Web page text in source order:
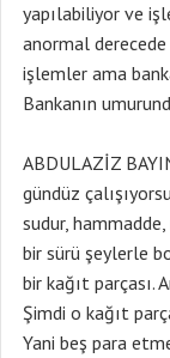
yapılabiliyor ve
anormal
işlemler ama
Bankanın
ABDULAZİZ
gündüz
sudur,
bir sürü şeylerle
bir kağıt parçası.
Şimdi o kağıt
Yani beş para